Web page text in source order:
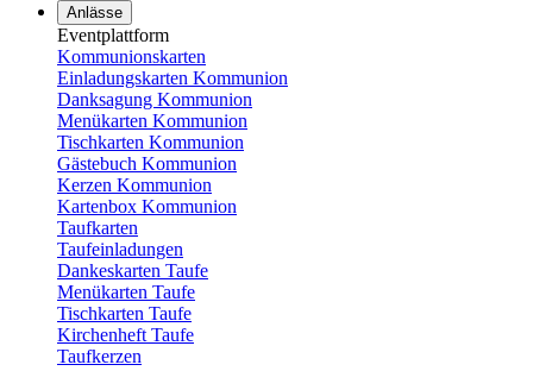
Anlässe
Eventplattform
Kommunionskarten
Einladungskarten Kommunion
Danksagung Kommunion
Menükarten Kommunion
Tischkarten Kommunion
Gästebuch Kommunion
Kerzen Kommunion
Kartenbox Kommunion
Taufkarten
Taufeinladungen
Dankeskarten Taufe
Menükarten Taufe
Tischkarten Taufe
Kirchenheft Taufe
Taufkerzen